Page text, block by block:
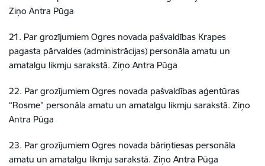
Ziņo Antra Pūga
21. Par grozījumiem Ogres novada pašvaldības Krapes
pagasta pārvaldes (administrācijas) personāla amatu un
amatalgu likmju sarakstā. Ziņo Antra Pūga
22. Par grozījumiem Ogres novada pašvaldības aģentūras
“Rosme” personāla amatu un amatalgu likmju sarakstā. Ziņo
Antra Pūga
23. Par grozījumiem Ogres novada bāriņtiesas personāla
amatu un amatalgu likmju sarakstā. Ziņo Antra Pūga